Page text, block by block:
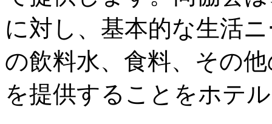
に対し、基本的な生活
の飲料水、食料、その
を提供することをホテ